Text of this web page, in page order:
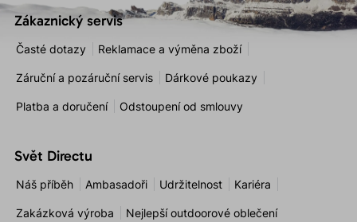
Zákaznický servis
Časté dotazy Reklamace a výměna zboží
Záruční a pozáruční servis Dárkové poukazy
Platba a doručení Odstoupení od smlouvy
Svět Directu
Náš příběh Ambasadoři Udržitelnost Kariéra
Zakázková výroba Nejlepší outdoorové oblečení